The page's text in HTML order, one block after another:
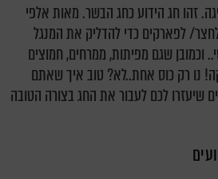
זהו חג הידוע כחג הבשר. מאות אלפי
לפארקים כדי להדליק את המנגל
וכמובן שגם מפיתות, ממרחים, חמוצים
נו רק כוס אחת..לא? טוב איך שאתם
שיעזרו לכם לעבור את החג בצורה הטובה